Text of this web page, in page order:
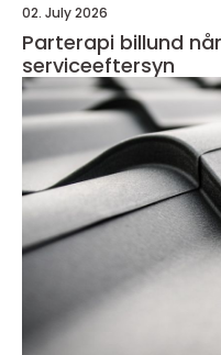
02. July 2026
Parterapi billund når forholdet har brug for et
serviceeftersyn